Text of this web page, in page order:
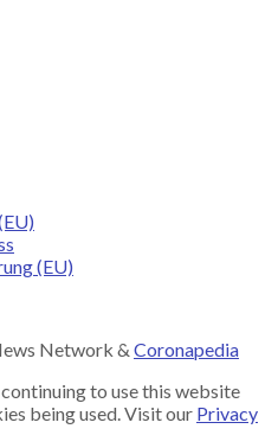
(EU)
Network & Coronapedia
to use this website
being used. Visit our Privacy